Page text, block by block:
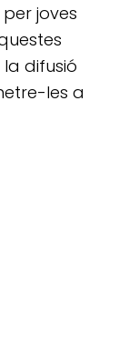
joves
difusió
les a